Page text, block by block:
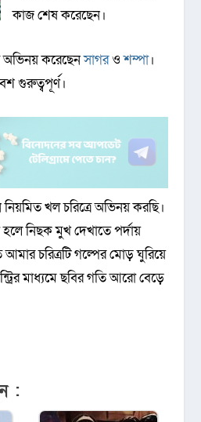
কাজ শেষ করেছেন।
অভিনয় করেছেনসাগরওশম্পা।
গুরুত্বপূর্ণ।
খল চরিত্রে অভিনয় করছি।
নিছক মুখ দেখাতে পর্দায়
আমার চরিত্রটি গল্পের মোড় ঘুরিয়ে
মাধ্যমে ছবির গতি আরো বেড়ে
: